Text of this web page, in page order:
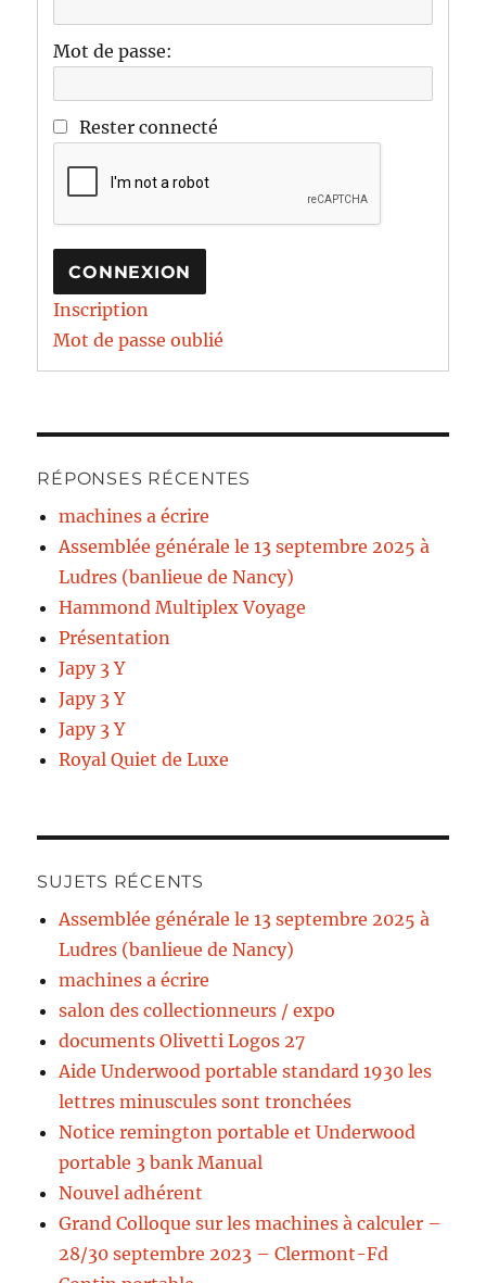
Mot de passe:
Rester connecté
CONNEXION
Inscription
Mot de passe oublié
RÉPONSES RÉCENTES
machines a écrire
Assemblée générale le 13 septembre 2025 à
Ludres (banlieue de Nancy)
Hammond Multiplex Voyage
Présentation
Japy 3 Y
Japy 3 Y
Japy 3 Y
Royal Quiet de Luxe
SUJETS RÉCENTS
Assemblée générale le 13 septembre 2025 à
Ludres (banlieue de Nancy)
machines a écrire
salon des collectionneurs / expo
documents Olivetti Logos 27
Aide Underwood portable standard 1930 les
lettres minuscules sont tronchées
Notice remington portable et Underwood
portable 3 bank Manual
Nouvel adhérent
Grand Colloque sur les machines à calculer –
28/30 septembre 2023 – Clermont-Fd